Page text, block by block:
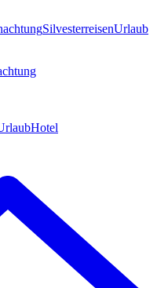
SilvesterreisenUrlaub
Hotel